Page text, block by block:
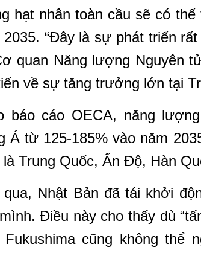
hạt nhân toàn cầu sẽ có
2035. “Đây là sự phát triển
quan Năng lượng Nguyên
về sự tăng trưởng lớn tại
báo cáo OECA, năng
Á từ 125-185% vào năm
là Trung Quốc, Ấn Độ, Hàn
Nhật Bản đã tái khởi
Điều này cho thấy dù
Fukushima cũng không thể